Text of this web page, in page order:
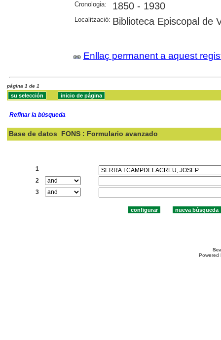
Cronologia: 1850 - 1930
Localització: Biblioteca Episcopal de
Enllaç permanent a aquest
página 1 de 1
Refinar la búsqueda
Base de datos FONS : Formulario avanzado
1
2
3
Powered